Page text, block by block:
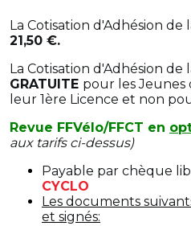
La Cotisation d'Adhésion de
21,50 €.
La Cotisation d'Adhésion de
GRATUITE pour les Jeunes
leur 1ère Licence et non
Revue FFVélo/FFCT en
aux tarifs ci-dessus)
Payable par chèque
CYCLO
Les documents
et signés: